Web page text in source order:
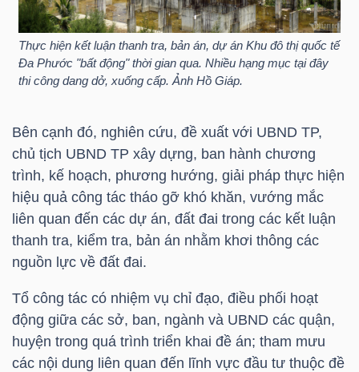
Thực hiện kết luận thanh tra, bản án, dự án Khu đô thị quốc tế
Đa Phước "bất động" thời gian qua. Nhiều hạng mục tại đây
thi công dang dở, xuống cấp. Ảnh Hồ Giáp.
Bên cạnh đó, nghiên cứu, đề xuất với UBND TP,
chủ tịch UBND TP xây dựng, ban hành chương
trình, kế hoạch, phương hướng, giải pháp thực hiện
hiệu quả công tác tháo gỡ khó khăn, vướng mắc
liên quan đến các dự án, đất đai trong các kết luận
thanh tra, kiểm tra, bản án nhằm khơi thông các
nguồn lực về đất đai.
Tổ công tác có nhiệm vụ chỉ đạo, điều phối hoạt
động giữa các sở, ban, ngành và UBND các quận,
huyện trong quá trình triển khai đề án; tham mưu
các nội dung liên quan đến lĩnh vực đầu tư thuộc đề
TÀI
CHÍNH
CÁ
PHÂN
TÍCH
VIETSTOCKFINANCE